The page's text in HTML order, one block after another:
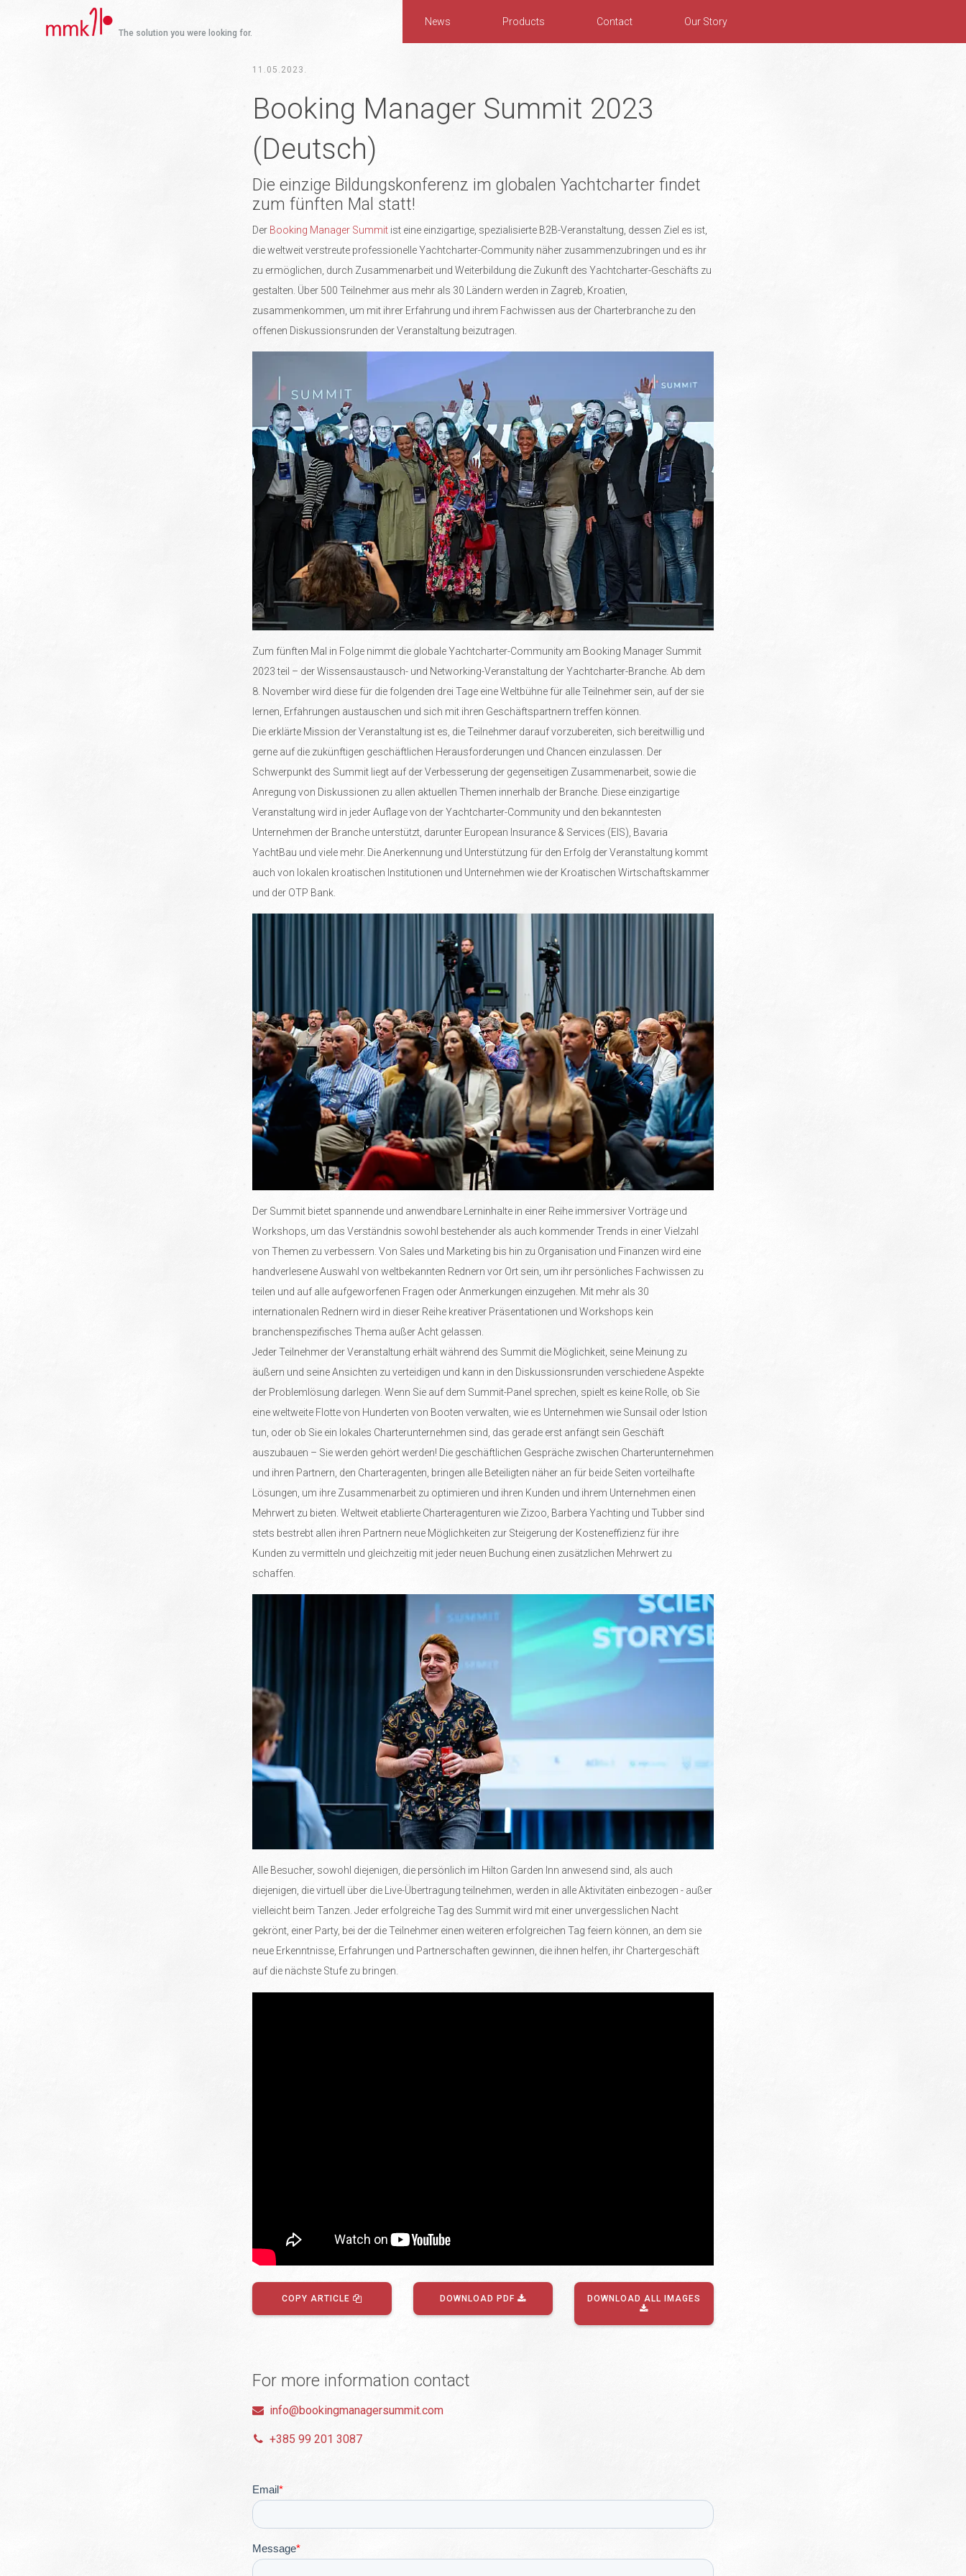
The solution you were looking for.
News Products Contact Our Story
11.05.2023.
Booking Manager Summit 2023
(Deutsch)
Die einzige Bildungskonferenz im globalen Yachtcharter findet
zum fünften Mal statt!
Der Booking Manager Summit ist eine einzigartige, spezialisierte B2B-Veranstaltung, dessen Ziel es ist,
die weltweit verstreute professionelle Yachtcharter-Community näher zusammenzubringen und es ihr
zu ermöglichen, durch Zusammenarbeit und Weiterbildung die Zukunft des Yachtcharter-Geschäfts zu
gestalten. Über 500 Teilnehmer aus mehr als 30 Ländern werden in Zagreb, Kroatien,
zusammenkommen, um mit ihrer Erfahrung und ihrem Fachwissen aus der Charterbranche zu den
offenen Diskussionsrunden der Veranstaltung beizutragen.
Zum fünften Mal in Folge nimmt die globale Yachtcharter-Community am Booking Manager Summit
2023 teil – der Wissensaustausch- und Networking-Veranstaltung der Yachtcharter-Branche. Ab dem
8. November wird diese für die folgenden drei Tage eine Weltbühne für alle Teilnehmer sein, auf der sie
lernen, Erfahrungen austauschen und sich mit ihren Geschäftspartnern treffen können.
Die erklärte Mission der Veranstaltung ist es, die Teilnehmer darauf vorzubereiten, sich bereitwillig und
gerne auf die zukünftigen geschäftlichen Herausforderungen und Chancen einzulassen. Der
Schwerpunkt des Summit liegt auf der Verbesserung der gegenseitigen Zusammenarbeit, sowie die
Anregung von Diskussionen zu allen aktuellen Themen innerhalb der Branche. Diese einzigartige
Veranstaltung wird in jeder Auflage von der Yachtcharter-Community und den bekanntesten
Unternehmen der Branche unterstützt, darunter European Insurance & Services (EIS), Bavaria
YachtBau und viele mehr. Die Anerkennung und Unterstützung für den Erfolg der Veranstaltung kommt
auch von lokalen kroatischen Institutionen und Unternehmen wie der Kroatischen Wirtschaftskammer
und der OTP Bank.
Der Summit bietet spannende und anwendbare Lerninhalte in einer Reihe immersiver Vorträge und
Workshops, um das Verständnis sowohl bestehender als auch kommender Trends in einer Vielzahl
von Themen zu verbessern. Von Sales und Marketing bis hin zu Organisation und Finanzen wird eine
handverlesene Auswahl von weltbekannten Rednern vor Ort sein, um ihr persönliches Fachwissen zu
teilen und auf alle aufgeworfenen Fragen oder Anmerkungen einzugehen. Mit mehr als 30
internationalen Rednern wird in dieser Reihe kreativer Präsentationen und Workshops kein
branchenspezifisches Thema außer Acht gelassen.
Jeder Teilnehmer der Veranstaltung erhält während des Summit die Möglichkeit, seine Meinung zu
äußern und seine Ansichten zu verteidigen und kann in den Diskussionsrunden verschiedene Aspekte
der Problemlösung darlegen. Wenn Sie auf dem Summit-Panel sprechen, spielt es keine Rolle, ob Sie
eine weltweite Flotte von Hunderten von Booten verwalten, wie es Unternehmen wie Sunsail oder Istion
tun, oder ob Sie ein lokales Charterunternehmen sind, das gerade erst anfängt sein Geschäft
auszubauen – Sie werden gehört werden! Die geschäftlichen Gespräche zwischen Charterunternehmen
und ihren Partnern, den Charteragenten, bringen alle Beteiligten näher an für beide Seiten vorteilhafte
Lösungen, um ihre Zusammenarbeit zu optimieren und ihren Kunden und ihrem Unternehmen einen
Mehrwert zu bieten. Weltweit etablierte Charteragenturen wie Zizoo, Barbera Yachting und Tubber sind
stets bestrebt allen ihren Partnern neue Möglichkeiten zur Steigerung der Kosteneffizienz für ihre
Kunden zu vermitteln und gleichzeitig mit jeder neuen Buchung einen zusätzlichen Mehrwert zu
schaffen.
Alle Besucher, sowohl diejenigen, die persönlich im Hilton Garden Inn anwesend sind, als auch
diejenigen, die virtuell über die Live-Übertragung teilnehmen, werden in alle Aktivitäten einbezogen - außer
vielleicht beim Tanzen. Jeder erfolgreiche Tag des Summit wird mit einer unvergesslichen Nacht
gekrönt, einer Party, bei der die Teilnehmer einen weiteren erfolgreichen Tag feiern können, an dem sie
neue Erkenntnisse, Erfahrungen und Partnerschaften gewinnen, die ihnen helfen, ihr Chartergeschäft
auf die nächste Stufe zu bringen.
COPY ARTICLE DOWNLOAD PDF DOWNLOAD ALL IMAGES
For more information contact
info@bookingmanagersummit.com
+385 99 201 3087